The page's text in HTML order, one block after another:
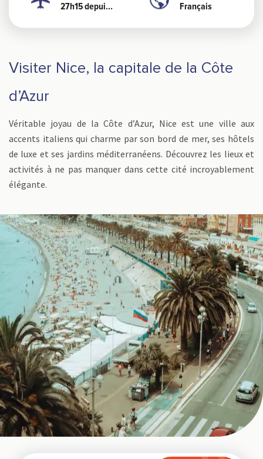
27h15 depuis
Français
Visiter Nice, la capitale de la Côte
d’Azur
Véritable joyau de la Côte d’Azur, Nice est une ville aux
accents italiens qui charme par son bord de mer, ses hôtels
de luxe et ses jardins méditerranéens. Découvrez les lieux et
activités à ne pas manquer dans cette cité incroyablement
élégante.